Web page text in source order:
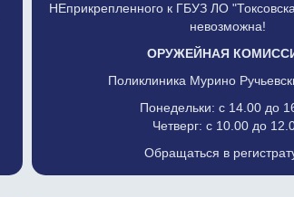
НЕприкрепленного к ГБУЗ ЛО
невозможна!
ОРУЖЕЙНАЯ
Поликлиника Мурино
Понедельки: с 14.00 до
Четверг: с 10.00 до
Обращаться в